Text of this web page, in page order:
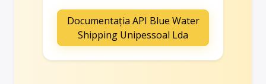
Documentația API Blue Water
Shipping Unipessoal Lda